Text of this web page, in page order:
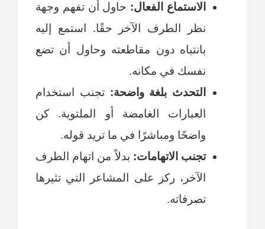
الاستماع الفعال: حاول أن تفهم وجهة
نظر الطرف الآخر حقًا. استمع إليه
بانتباه دون مقاطعته وحاول أن تضع
نفسك في مكانه.
التحدث بلغة واضحة: تجنب استخدام
العبارات الغامضة أو الملتوية. كن
واضحًا ومباشرًا في ما تريد قوله.
تجنب الاتهامات: بدلاً من اتهام الطرف
الآخر، ركز على المشاعر التي تثيرها
تصرفاته.